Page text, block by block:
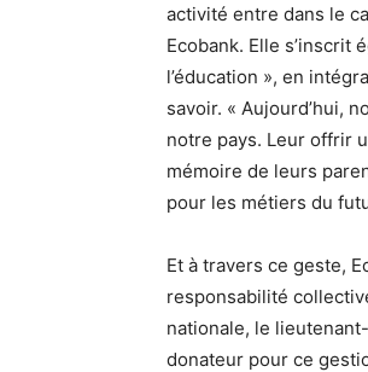
activité entre dans le
Ecobank. Elle s’inscrit
l’éducation », en
savoir. « Aujourd’hui,
notre pays. Leur offrir
mémoire de leurs
pour les métiers du
Et à travers ce geste,
responsabilité
nationale, le
donateur pour ce